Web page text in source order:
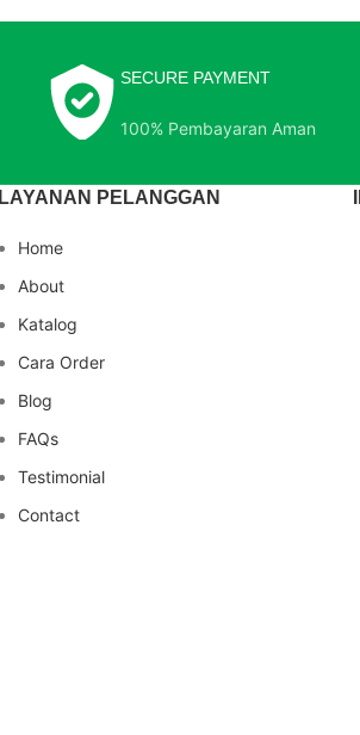
SECURE PAYMENT
100% Pembayaran Aman
LAYANAN PELANGGAN
Home
About
Katalog
Cara Order
Blog
FAQs
Testimonial
Contact